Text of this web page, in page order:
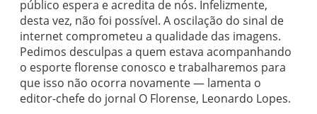
público espera e acredita de nós. Infelizmente,
desta vez, não foi possível. A oscilação do sinal de
internet comprometeu a qualidade das imagens.
Pedimos desculpas a quem estava acompanhando
o esporte florense conosco e trabalharemos para
que isso não ocorra novamente — lamenta o
editor-chefe do jornal O Florense, Leonardo Lopes.